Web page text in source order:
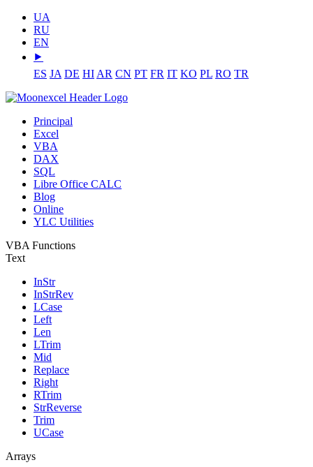
UA
RU
EN
⯈
ES JA DE HI AR CN PT FR IT KO PL RO TR
Principal
Excel
VBA
DAX
SQL
Libre Office CALC
Blog
Online
YLC Utilities
VBA Functions
Text
InStr
InStrRev
LCase
Left
Len
LTrim
Mid
Replace
Right
RTrim
StrReverse
Trim
UCase
Arrays